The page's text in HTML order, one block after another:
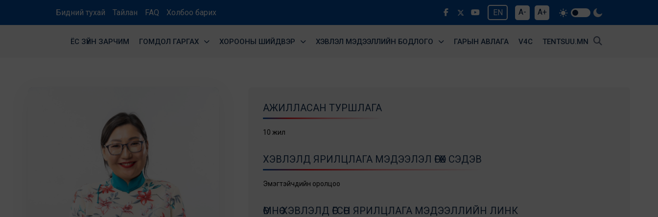
Бидний тухай Тайлан FAQ Холбоо барих EN A- A+
ЁС ЗҮЙН ЗАРЧИМ ГОМДОЛ ГАРГАХ ХОРООНЫ ШИЙДВЭР ХЭВЛЭЛ МЭДЭЭЛЛИЙН БОДЛОГО ГАРЫН АВЛАГА V4С TENTSUU.MN
АЖИЛЛАСАН ТУРШЛАГА
10 жил
ХЭВЛЭЛД ЯРИЛЦЛАГА МЭДЭЭЛЭЛ ӨГӨХ СЭДЭВ
Эмэгтэйчүүдийн оролцоо
ӨМНӨ ХЭВЛЭЛД ӨГСӨН ЯРИЛЦЛАГА МЭДЭЭЛЛИЙН ЛИНК